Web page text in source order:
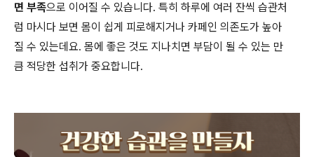
면 부족으로 이어질 수 있습니다. 특히 하루에 여러 잔씩 습관처
럼 마시다 보면 몸이 쉽게 피로해지거나 카페인 의존도가 높아
질 수 있는데요. 몸에 좋은 것도 지나치면 부담이 될 수 있는 만
큼 적당한 섭취가 중요합니다.